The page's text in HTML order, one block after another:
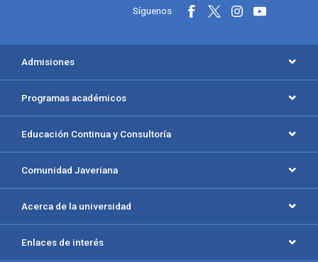
Información y redes sociales
Síguenos
Menú principal del footer
Admisiones
Programas académicos
Educación Continua y Consultoría
Comunidad Javeriana
Acerca de la universidad
Enlaces de interés